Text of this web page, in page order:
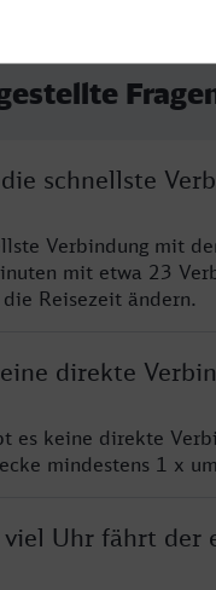
schnellste
Verbindung mit
mit etwa 23
Reisezeit ändern.
direkte
es keine direkte
mindestens 1 x
viel Uhr fährt der